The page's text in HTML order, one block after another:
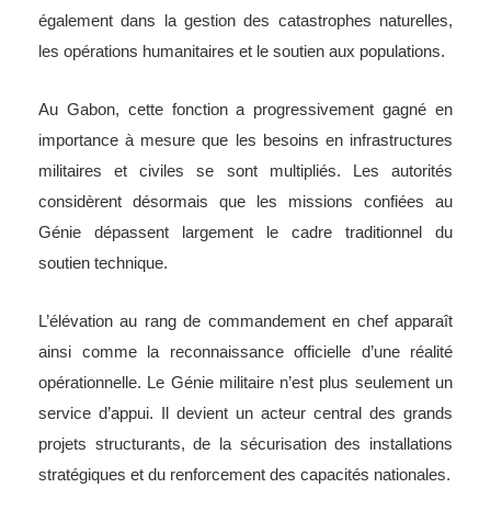
également dans la gestion des catastrophes naturelles,
les opérations humanitaires et le soutien aux populations.
Au Gabon, cette fonction a progressivement gagné en
importance à mesure que les besoins en infrastructures
militaires et civiles se sont multipliés. Les autorités
considèrent désormais que les missions confiées au
Génie dépassent largement le cadre traditionnel du
soutien technique.
L’élévation au rang de commandement en chef apparaît
ainsi comme la reconnaissance officielle d’une réalité
opérationnelle. Le Génie militaire n’est plus seulement un
service d’appui. Il devient un acteur central des grands
projets structurants, de la sécurisation des installations
stratégiques et du renforcement des capacités nationales.